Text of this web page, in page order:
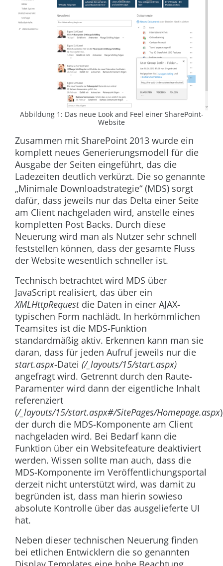
Abbildung 1: Das neue Look and Feel einer SharePoint-
Website
Zusammen mit SharePoint 2013 wurde ein
komplett neues Generierungsmodell für die
Ausgabe der Seiten eingeführt, das die
Ladezeiten deutlich verkürzt. Die so genannte
„Minimale Downloadstrategie“ (MDS) sorgt
dafür, dass jeweils nur das Delta einer Seite
am Client nachgeladen wird, anstelle eines
kompletten Post Backs. Durch diese
Neuerung wird man als Nutzer sehr schnell
feststellen können, dass der gesamte Fluss
der Website wesentlich schneller ist.
Technisch betrachtet wird MDS über
JavaScript realisiert, das über ein
XMLHttpRequestdie Daten in einer AJAX-
typischen Form nachlädt. In herkömmlichen
Teamsites ist die MDS-Funktion
standardmäßig aktiv. Erkennen kann man sie
daran, dass für jeden Aufruf jeweils nur die
start.aspx-Datei (/_layouts/15/start.aspx)
angefragt wird. Getrennt durch den Raute-
Paramenter wird dann der eigentliche Inhalt
referenziert
(/_layouts/15/start.aspx#/SitePages/Homepage.aspx
der durch die MDS-Komponente am Client
nachgeladen wird. Bei Bedarf kann die
Funktion über ein Websitefeature deaktiviert
werden. Wissen sollte man auch, dass die
MDS-Komponente im Veröffentlichungsportal
derzeit nicht unterstützt wird, was damit zu
begründen ist, dass man hierin sowieso
absolute Kontrolle über das ausgelieferte UI
hat.
Neben dieser technischen Neuerung finden
bei etlichen Entwicklern die so genannten